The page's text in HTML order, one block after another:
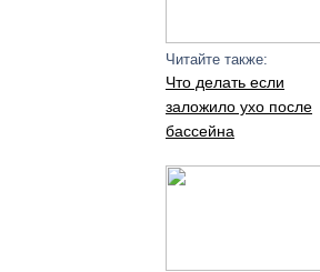
Читайте также:
Что делать если
заложило ухо после
бассейна